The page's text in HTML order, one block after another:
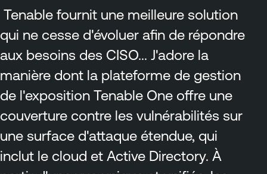
Tenable fournit une meilleure solution
qui ne cesse d'évoluer afin de répondre
aux besoins des CISO... J'adore la
manière dont la plateforme de gestion
de l'exposition Tenable One offre une
couverture contre les vulnérabilités sur
une surface d'attaque étendue, qui
inclut le cloud et Active Directory. À